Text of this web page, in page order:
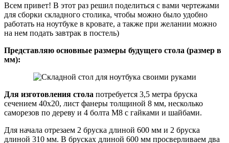
Всем привет! В этот раз решил поделиться с вами чертежами
для сборки складного столика, чтобы можно было удобно
работать на ноутбуке в кровате, а также при желании можно
на нем подать завтрак в постель)
Представляю основные размеры будущего стола (размер в
мм):
Для изготовления стола потребуется 3,5 метра бруска
сечением 40х20, лист фанеры толщиной 8 мм, несколько
саморезов по дереву и 4 болта М8 с гайками и шайбами.
Для начала отрезаем 2 бруска длиной 600 мм и 2 бруска
длиной 310 мм. В брусках длиной 600 мм просверливаем два